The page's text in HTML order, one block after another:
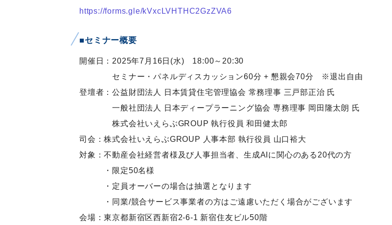
https://forms.gle/kVxcLVHTHC2GzZVA6
■セミナー概要
開催日：2025年7月16日(水) 18:00～20:30
セミナー・パネルディスカッション60分 + 懇親会70分 ※退出自由
登壇者：公益財団法人 日本賃貸住宅管理協会 常務理事 三戸部正治 氏
一般社団法人 日本ディープラーニング協会 専務理事 岡田隆太朗 氏
株式会社いえらぶGROUP 執行役員 和田健太郎
司会：株式会社いえらぶGROUP 人事本部 執行役員 山口裕大
対象：不動産会社経営者様及び人事担当者、生成AIに関心のある20代の方
・限定50名様
・定員オーバーの場合は抽選となります
・同業/競合サービス事業者の方はご遠慮いただく場合がございます
会場：東京都新宿区西新宿2-6-1 新宿住友ビル50階